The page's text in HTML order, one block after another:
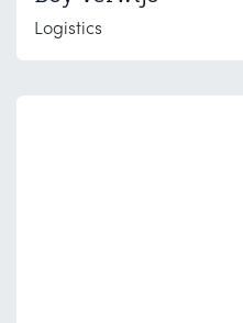
Logistics